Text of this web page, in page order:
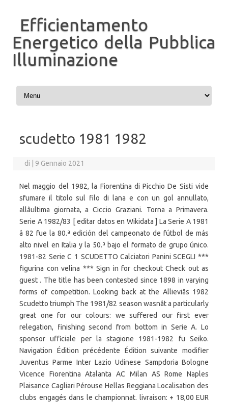
Efficientamento
Energetico della Pubblica
Illuminazione
Vai al contenuto
scudetto 1981 1982
di 9 Gennaio 2021
Nel maggio del 1982, la Fiorentina di Picchio De Sisti vide
sfumare il titolo sul filo di lana e con un gol annullato,
allâultima giornata, a Ciccio Graziani. Torna a Primavera.
Serie A 1982/83 [ editar datos en Wikidata ] La Serie A 1981
â 82 fue la 80.ª edición del campeonato de fútbol de más
alto nivel en Italia y la 50.ª bajo el formato de grupo único.
1981-82 Serie C 1 SCUDETTO Calciatori Panini SCEGLI ***
figurina con velina *** Sign in for checkout Check out as
guest . The title has been contested since 1898 in varying
forms of competition. Looking back at the Allieviâs 1982
Scudetto triumph The 1981/82 season wasnât a particularly
great one for our colours: we suffered our first ever
relegation, finishing second from bottom in Serie A. Lo
sponsor ufficiale per la stagione 1981-1982 fu Seiko.
Navigation Édition précédente Édition suivante modifier
Juventus Parme Inter Lazio Udinese Sampdoria Bologne
Vicence Fiorentina Atalanta AC Milan AS Rome Naples
Plaisance Cagliari Pérouse Hellas Reggiana Localisation des
clubs engagés dans le championnat. livraison: + 18,00 EUR